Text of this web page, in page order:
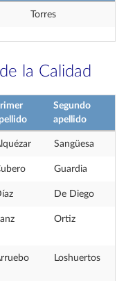
Torres
la Calidad
Segundo
apellido
Sangüesa
Guardia
De Diego
Ortiz
Loshuertos